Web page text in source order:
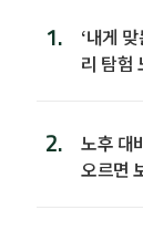
1.
‘내게
리 탐험
2.
노후 대
오르면